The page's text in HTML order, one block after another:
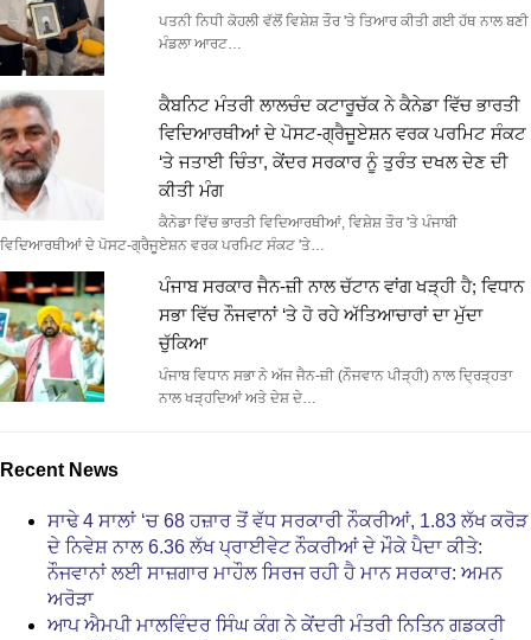
ਪਤਨੀ ਨਿਧੀ ਕੋਹਲੀ ਵੱਲੋਂ ਵਿਸ਼ੇਸ਼ ਤੌਰ 'ਤੇ ਤਿਆਰ ਕੀਤੀ ਗਈ ਹੱਥ ਨਾਲ ਬਣੀ
ਮੰਡਲਾ ਆਰਟ…
ਕੈਬਨਿਟ ਮੰਤਰੀ ਲਾਲਚੰਦ ਕਟਾਰੂਚੱਕ ਨੇ ਕੈਨੇਡਾ ਵਿੱਚ ਭਾਰਤੀ
ਵਿਦਿਆਰਥੀਆਂ ਦੇ ਪੋਸਟ-ਗ੍ਰੈਜੂਏਸ਼ਨ ਵਰਕ ਪਰਮਿਟ ਸੰਕਟ
‘ਤੇ ਜਤਾਈ ਚਿੰਤਾ, ਕੇਂਦਰ ਸਰਕਾਰ ਨੂੰ ਤੁਰੰਤ ਦਖਲ ਦੇਣ ਦੀ
ਕੀਤੀ ਮੰਗ
ਕੈਨੇਡਾ ਵਿੱਚ ਭਾਰਤੀ ਵਿਦਿਆਰਥੀਆਂ, ਵਿਸ਼ੇਸ਼ ਤੌਰ 'ਤੇ ਪੰਜਾਬੀ
ਵਿਦਿਆਰਥੀਆਂ ਦੇ ਪੋਸਟ-ਗ੍ਰੈਜੂਏਸ਼ਨ ਵਰਕ ਪਰਮਿਟ ਸੰਕਟ 'ਤੇ…
ਪੰਜਾਬ ਸਰਕਾਰ ਜੈਨ-ਜ਼ੀ ਨਾਲ ਚੱਟਾਨ ਵਾਂਗ ਖੜ੍ਹੀ ਹੈ; ਵਿਧਾਨ
ਸਭਾ ਵਿੱਚ ਨੌਜਵਾਨਾਂ ‘ਤੇ ਹੋ ਰਹੇ ਅੱਤਿਆਚਾਰਾਂ ਦਾ ਮੁੱਦਾ
ਚੁੱਕਿਆ
ਪੰਜਾਬ ਵਿਧਾਨ ਸਭਾ ਨੇ ਅੱਜ ਜੈਨ-ਜ਼ੀ (ਨੌਜਵਾਨ ਪੀੜ੍ਹੀ) ਨਾਲ ਦ੍ਰਿੜ੍ਹਤਾ
ਨਾਲ ਖੜ੍ਹਦਿਆਂ ਅਤੇ ਦੇਸ਼ ਦੇ…
Recent News
ਸਾਢੇ 4 ਸਾਲਾਂ ‘ਚ 68 ਹਜ਼ਾਰ ਤੋਂ ਵੱਧ ਸਰਕਾਰੀ ਨੌਕਰੀਆਂ, 1.83 ਲੱਖ ਕਰੋੜ
ਦੇ ਨਿਵੇਸ਼ ਨਾਲ 6.36 ਲੱਖ ਪ੍ਰਾਈਵੇਟ ਨੌਕਰੀਆਂ ਦੇ ਮੌਕੇ ਪੈਦਾ ਕੀਤੇ:
ਨੌਜਵਾਨਾਂ ਲਈ ਸਾਜ਼ਗਾਰ ਮਾਹੌਲ ਸਿਰਜ ਰਹੀ ਹੈ ਮਾਨ ਸਰਕਾਰ: ਅਮਨ
ਅਰੋੜਾ
ਆਪ ਐਮਪੀ ਮਾਲਵਿੰਦਰ ਸਿੰਘ ਕੰਗ ਨੇ ਕੇਂਦਰੀ ਮੰਤਰੀ ਨਿਤਿਨ ਗਡਕਰੀ